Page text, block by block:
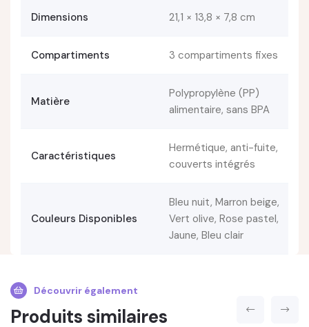
Dimensions 21,1 × 13,8 × 7,8 cm
Compartiments 3 compartiments fixes
Matière
Polypropylène (PP)
alimentaire, sans BPA
Caractéristiques
Hermétique, anti-fuite,
couverts intégrés
Couleurs Disponibles
Bleu nuit, Marron beige,
Vert olive, Rose pastel,
Jaune, Bleu clair
Découvrir également
Produits similaires